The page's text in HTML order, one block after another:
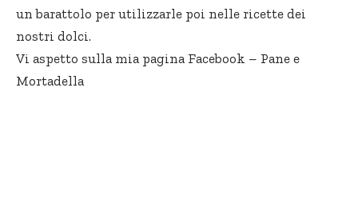
un barattolo per utilizzarle poi nelle ricette dei
nostri dolci.
Vi aspetto sulla mia pagina Facebook – Pane e
Mortadella